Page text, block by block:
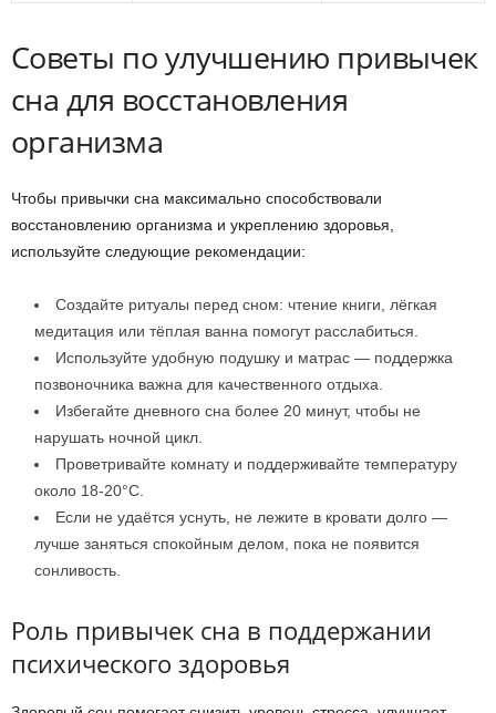
Советы по улучшению привычек
сна для восстановления
организма
Чтобы привычки сна максимально способствовали
восстановлению организма и укреплению здоровья,
используйте следующие рекомендации:
Создайте ритуалы перед сном: чтение книги, лёгкая
медитация или тёплая ванна помогут расслабиться.
Используйте удобную подушку и матрас — поддержка
позвоночника важна для качественного отдыха.
Избегайте дневного сна более 20 минут, чтобы не
нарушать ночной цикл.
Проветривайте комнату и поддерживайте температуру
около 18-20°C.
Если не удаётся уснуть, не лежите в кровати долго —
лучше заняться спокойным делом, пока не появится
сонливость.
Роль привычек сна в поддержании
психического здоровья